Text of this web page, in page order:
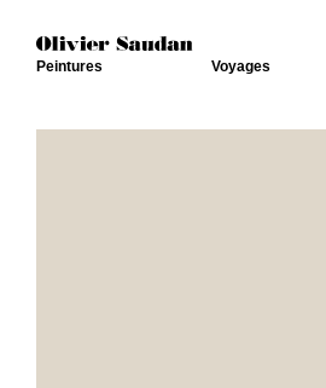
Peintures Voyages